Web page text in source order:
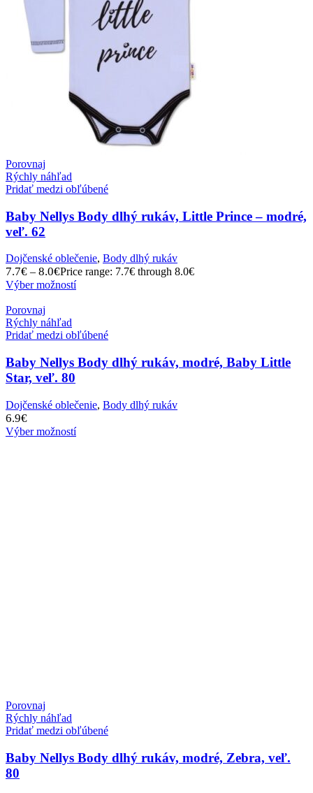
Porovnaj
Rýchly náhľad
Pridať medzi obľúbené
Baby Nellys Body dlhý rukáv, Little Prince – modré,
veľ. 62
Dojčenské oblečenie, Body dlhý rukáv
7.7€ – 8.0€Price range: 7.7€ through 8.0€
Výber možností
Porovnaj
Rýchly náhľad
Pridať medzi obľúbené
Baby Nellys Body dlhý rukáv, modré, Baby Little
Star, veľ. 80
Dojčenské oblečenie, Body dlhý rukáv
6.9€
Výber možností
Porovnaj
Rýchly náhľad
Pridať medzi obľúbené
Baby Nellys Body dlhý rukáv, modré, Zebra, veľ.
80